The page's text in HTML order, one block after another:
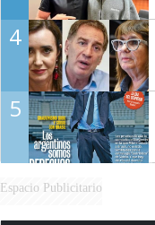
4
5
Espacio Publicitario